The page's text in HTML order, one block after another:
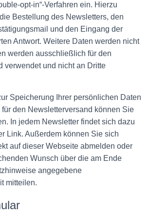
opt-in“-Verfahren ein. Hierzu
Bestellung des Newsletters, den
und den Eingang der
Antwort. Weitere Daten werden nicht
werden ausschließlich für den
verwendet und nicht an Dritte
Speicherung Ihrer persönlichen Daten
den Newsletterversand können Sie
In jedem Newsletter findet sich dazu
Link. Außerdem können Sie sich
auf dieser Webseite abmelden oder
Wunsch über die am Ende
angegebene
mitteilen.